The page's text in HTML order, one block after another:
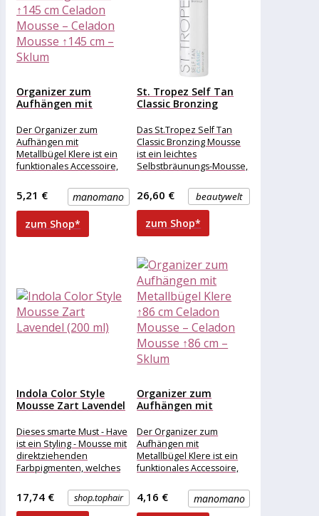
Organizer zum
Aufhängen mit
↑145...
Der Organizer zum
Aufhängen mit
Metallbügel Klere ist ein
funktionales Accessoire,
auf einfache Weise
organisierenmanomano
5,21 €
zum Shop*
St. Tropez Self Tan
Classic Bronzing
Das St.Tropez Self Tan
Classic Bronzing Mousse
ist ein leichtes
Selbstbräunungs-Mousse,
gleichmäßige Bräune
sorgt. Da sich beautywelt
26,60 €
zum Shop*
Indola Color Style
Mousse Zart Lavendel
Dieses smarte Must - Have
ist ein Styling - Mousse mit
direktziehenden
Farbpigmenten, welches
einem einfachenshop.tophair
17,74 €
Organizer zum
Aufhängen mit
↑86...
Der Organizer zum
Aufhängen mit
Metallbügel Klere ist ein
funktionales Accessoire,
auf einfache Weise
organisieren manomano
4,16 €